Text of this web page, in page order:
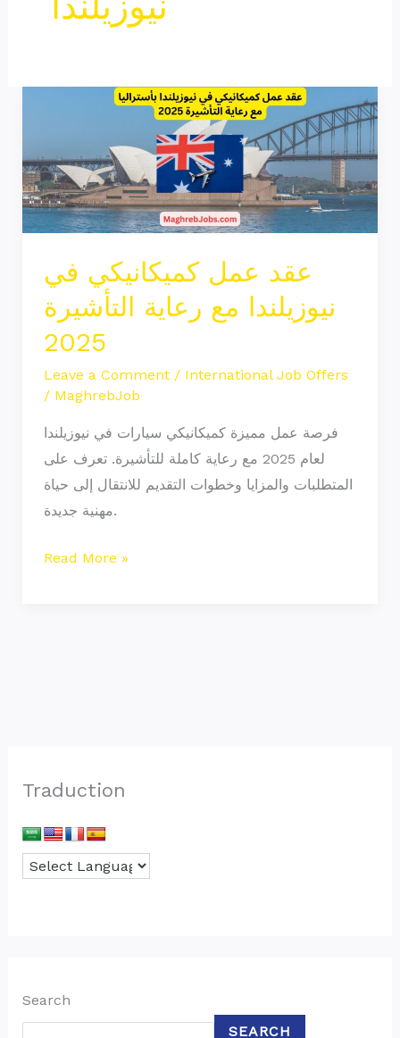
عقد عمل كميكانيكي في
نيوزيلندا مع رعاية التأشيرة
2025
Leave a Comment / International Job Offers
/ MaghrebJob
فرصة عمل مميزة كميكانيكي سيارات في نيوزيلندا
لعام 2025 مع رعاية كاملة للتأشيرة. تعرف على
المتطلبات والمزايا وخطوات التقديم للانتقال إلى حياة
مهنية جديدة.
في
نيوزيلندا
مع
التأشيرة
2025
Read More »
Traduction
Search
SEARCH